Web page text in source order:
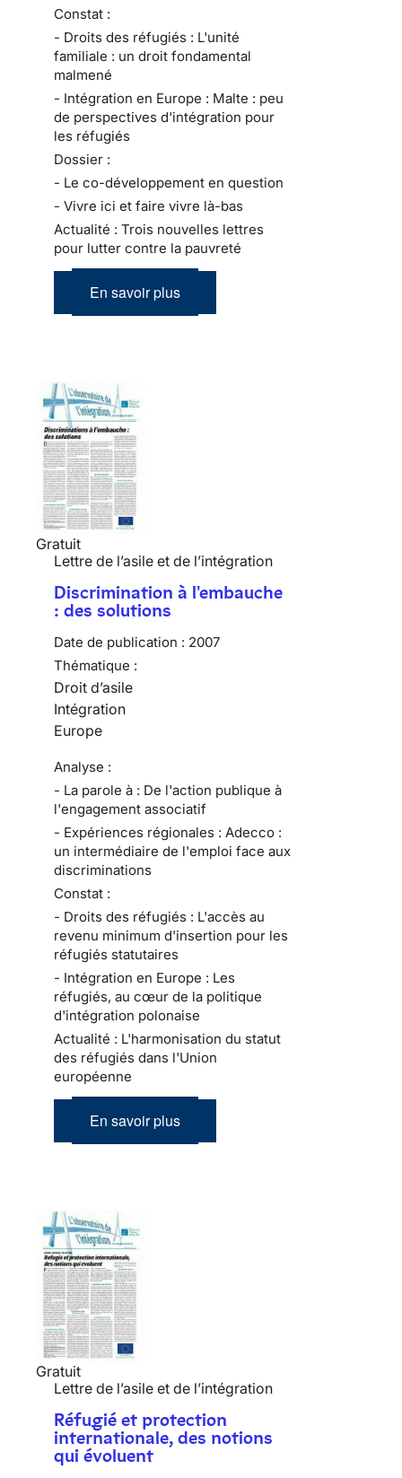
Constat :
- Droits des réfugiés : L'unité
familiale : un droit fondamental
malmené
- Intégration en Europe : Malte : peu
de perspectives d'intégration pour
les réfugiés
Dossier :
- Le co-développement en question
- Vivre ici et faire vivre là-bas
Actualité : Trois nouvelles lettres
pour lutter contre la pauvreté
En savoir plus
Gratuit
Lettre de l’asile et de l’intégration
Discrimination à l'embauche
: des solutions
Date de publication : 2007
Thématique :
Droit d’asile
Intégration
Europe
Analyse :
- La parole à : De l'action publique à
l'engagement associatif
- Expériences régionales : Adecco :
un intermédiaire de l'emploi face aux
discriminations
Constat :
- Droits des réfugiés : L'accès au
revenu minimum d'insertion pour les
réfugiés statutaires
- Intégration en Europe : Les
réfugiés, au cœur de la politique
d'intégration polonaise
Actualité : L'harmonisation du statut
des réfugiés dans l'Union
européenne
En savoir plus
Gratuit
Lettre de l’asile et de l’intégration
Réfugié et protection
internationale, des notions
qui évoluent